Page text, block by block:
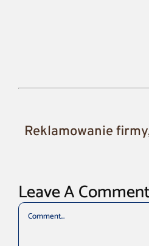
Reklamowanie
Leave A Comment
Comment